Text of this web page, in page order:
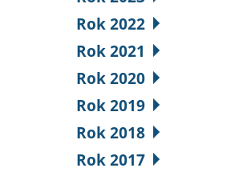
Rok 2022
Rok 2021
Rok 2020
Rok 2019
Rok 2018
Rok 2017